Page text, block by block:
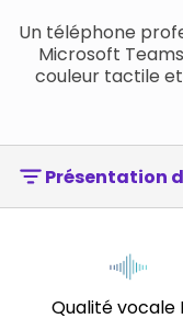
Un téléphone
Microsoft
couleur tactile
Présentation
Qualité vocale